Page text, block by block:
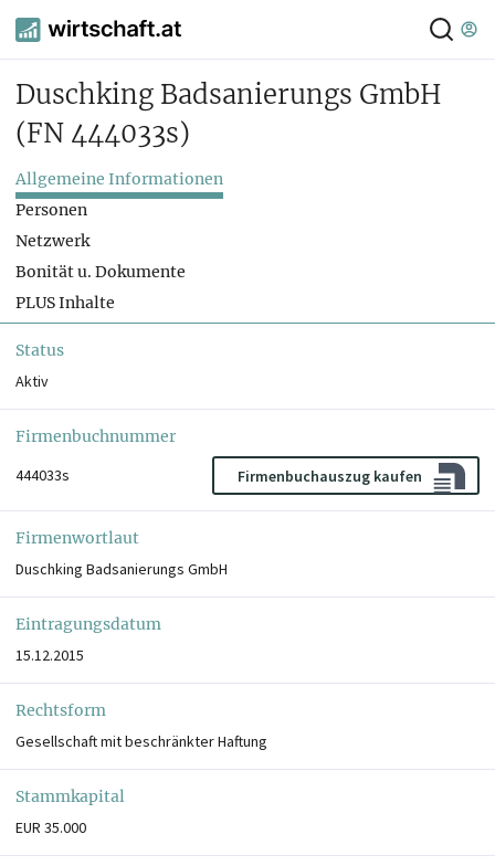
Duschking Badsanierungs GmbH
(FN 444033s)
Allgemeine Informationen
Personen
Netzwerk
Bonität u. Dokumente
PLUS Inhalte
Status
Aktiv
Firmenbuchnummer
444033s
Firmenbuchauszug kaufen
Firmenwortlaut
Duschking Badsanierungs GmbH
Eintragungsdatum
15.12.2015
Rechtsform
Gesellschaft mit beschränkter Haftung
Stammkapital
EUR 35.000